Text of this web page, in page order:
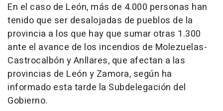
En el caso de León, más de 4.000 personas han
tenido que ser desalojadas de pueblos de la
provincia a los que hay que sumar otras 1.300
ante el avance de los incendios de Molezuelas-
Castrocalbón y Anllares, que afectan a las
provincias de León y Zamora, según ha
informado esta tarde la Subdelegación del
Gobierno.